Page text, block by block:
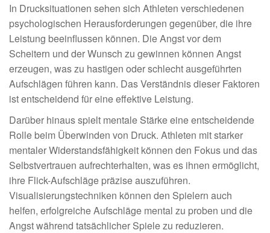
In Drucksituationen sehen sich Athleten verschiedenen
psychologischen Herausforderungen gegenüber, die ihre
Leistung beeinflussen können. Die Angst vor dem
Scheitern und der Wunsch zu gewinnen können Angst
erzeugen, was zu hastigen oder schlecht ausgeführten
Aufschlägen führen kann. Das Verständnis dieser Faktoren
ist entscheidend für eine effektive Leistung.
Darüber hinaus spielt mentale Stärke eine entscheidende
Rolle beim Überwinden von Druck. Athleten mit starker
mentaler Widerstandsfähigkeit können den Fokus und das
Selbstvertrauen aufrechterhalten, was es ihnen ermöglicht,
ihre Flick-Aufschläge präzise auszuführen.
Visualisierungstechniken können den Spielern auch
helfen, erfolgreiche Aufschläge mental zu proben und die
Angst während tatsächlicher Spiele zu reduzieren.